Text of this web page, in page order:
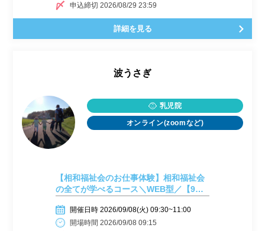
申込締切 2026/08/29 23:59
詳細を見る
波うさぎ
乳児院
オンライン(zoomなど)
【相和福祉会のお仕事体験】相和福祉会
の全てが学べるコース＼WEB型／【9月8
開催日時 2026/09/08(火) 09:30~11:00
開場時間 2026/09/08 09:15